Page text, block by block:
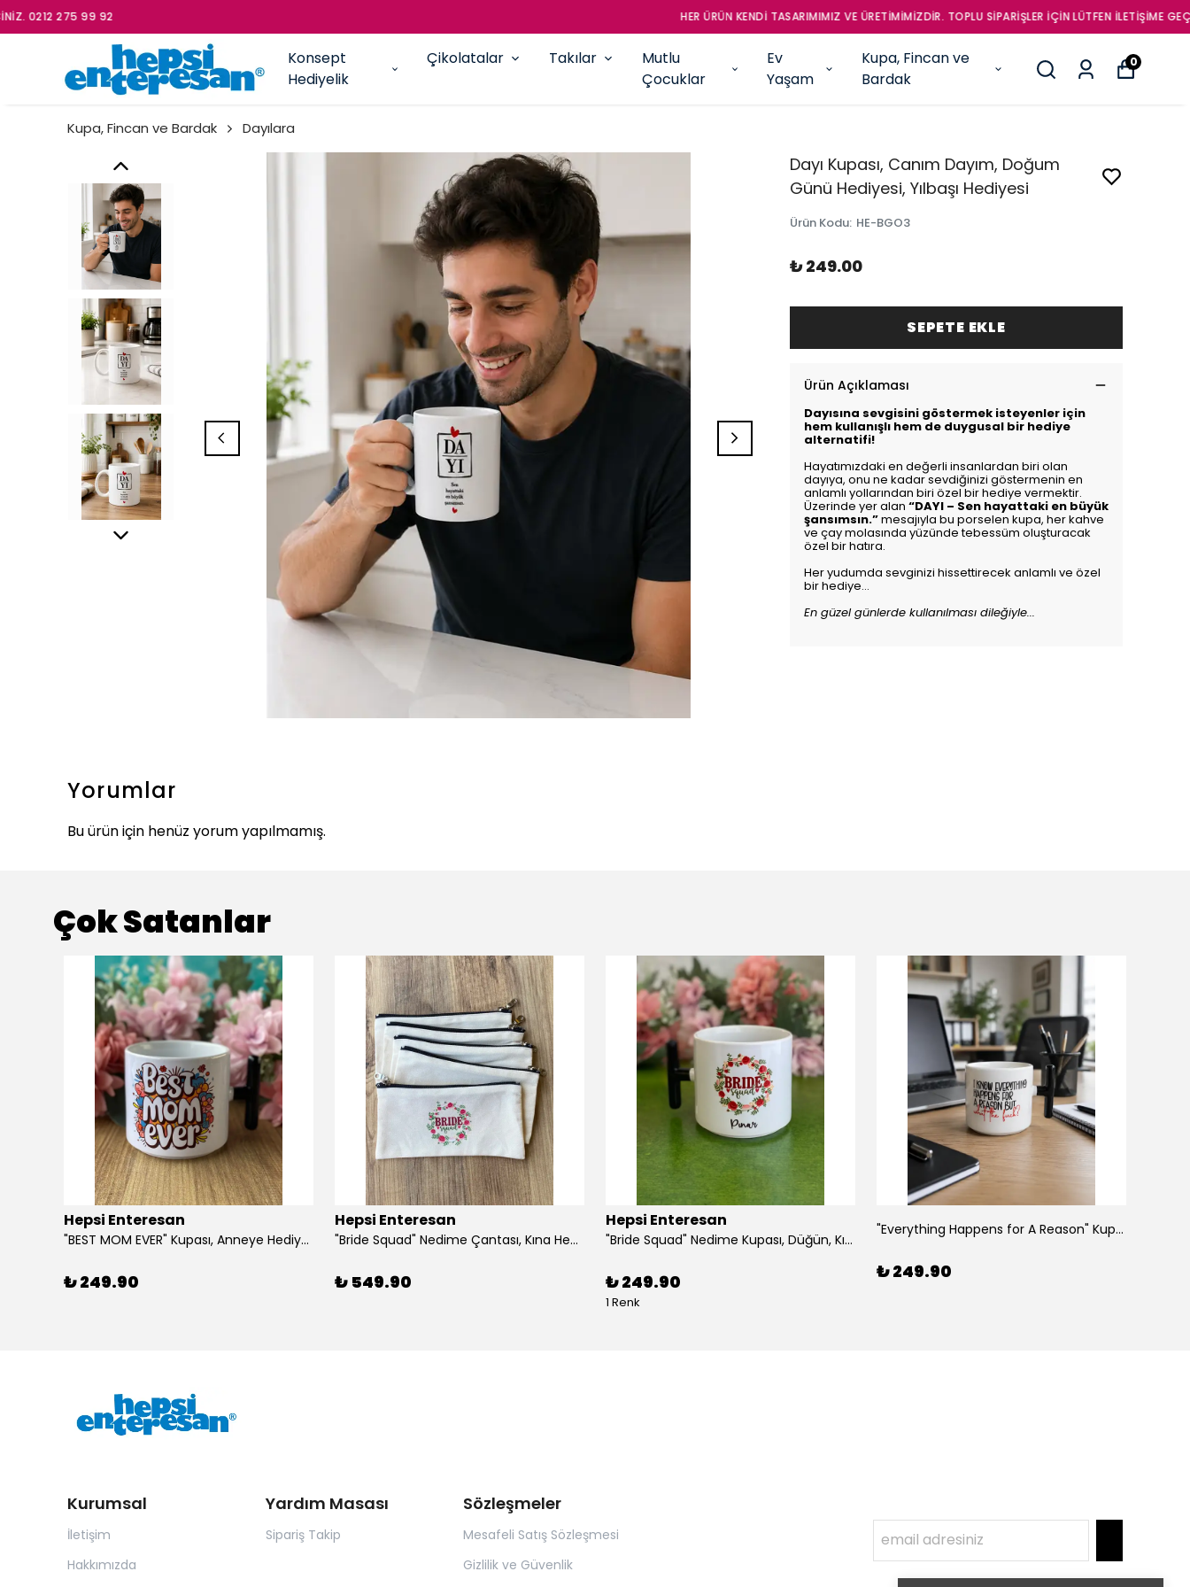
HER ÜRÜN KENDİ TASARIMIMIZ VE ÜRETİMİMİZDİR. TOPLU SİPARİŞLER İÇİN LÜTFEN İLETİŞİME GEÇİNİZ. 0212 275 99 92
Konsept
Hediyelik
Çikolatalar Takılar
Mutlu
Çocuklar
Ev
Yaşam
Kupa, Fincan ve
Bardak
0
Kupa, Fincan ve Bardak Dayılara
Dayı Kupası, Canım Dayım, Doğum
Günü Hediyesi, Yılbaşı Hediyesi
Ürün Kodu: HE-BGO3
₺ 249.00
SEPETE EKLE
Ürün Açıklaması
Dayısına sevgisini göstermek isteyenler için
hem kullanışlı hem de duygusal bir hediye
alternatifi!
Hayatımızdaki en değerli insanlardan biri olan
dayıya, onu ne kadar sevdiğinizi göstermenin en
anlamlı yollarından biri özel bir hediye vermektir.
Üzerinde yer alan “DAYI – Sen hayattaki en büyük
şansımsın.”mesajıyla bu porselen kupa, her kahve
ve çay molasında yüzünde tebessüm oluşturacak
özel bir hatıra.
Her yudumda sevginizi hissettirecek anlamlı ve özel
bir hediye...
En güzel günlerde kullanılması dileğiyle...
Yorumlar
Bu ürün için henüz yorum yapılmamış.
Çok Satanlar
Hepsi Enteresan
"BEST MOM EVER" Kupası, Anneye Hediye, Anneler Günü, Porselen T Kupa
₺ 249.90
Hepsi Enteresan
"Bride Squad" Nedime Çantası, Kına Hediyesi, Düğün Hediyesi (5 adet)
₺ 549.90
Hepsi Enteresan
"Bride Squad" Nedime Kupası, Düğün, Kına Hediyesi
₺ 249.90
1 Renk
"Everything Happens for A Reason" Kupası, Arkadaşa Hediye
₺ 249.90
Kurumsal
İletişim
Hakkımızda
Yardım Masası
Sipariş Takip
Sözleşmeler
Mesafeli Satış Sözleşmesi
Gizlilik ve Güvenlik